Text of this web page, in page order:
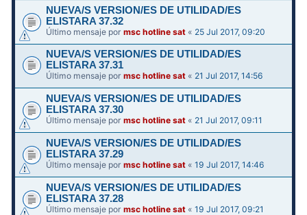
NUEVA/S VERSION/ES DE UTILIDAD/ES
ELISTARA 37.32
Último mensaje pormsc hotline sat « 25 Jul 2017, 09:20
NUEVA/S VERSION/ES DE UTILIDAD/ES
ELISTARA 37.31
Último mensaje pormsc hotline sat « 21 Jul 2017, 14:56
NUEVA/S VERSION/ES DE UTILIDAD/ES
ELISTARA 37.30
Último mensaje pormsc hotline sat « 21 Jul 2017, 09:11
NUEVA/S VERSION/ES DE UTILIDAD/ES
ELISTARA 37.29
Último mensaje pormsc hotline sat «19 Jul 2017, 14:46
NUEVA/S VERSION/ES DE UTILIDAD/ES
ELISTARA 37.28
Último mensaje pormsc hotline sat «19 Jul 2017, 09:21